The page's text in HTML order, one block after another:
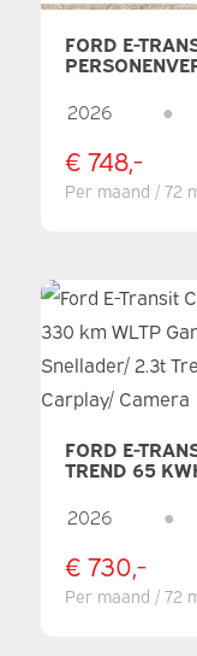
FORD E-
9
2026 ●
€ 748,-
Per maand / 72
FORD E-
TREND 65
2.3T
STOELVERW./
2026 ●
€ 730,-
Per maand / 72